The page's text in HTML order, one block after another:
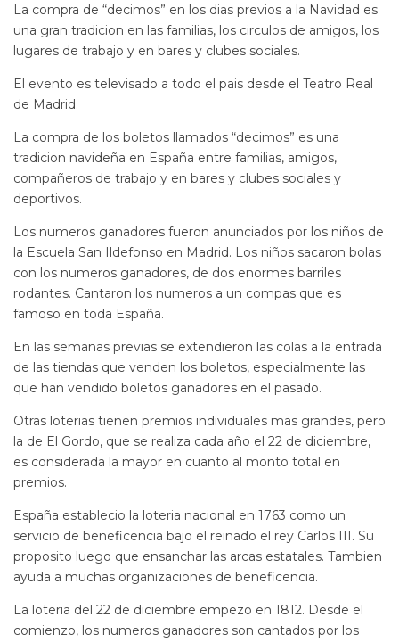
La compra de “decimos” en los dias previos a la Navidad es
una gran tradicion en las familias, los circulos de amigos, los
lugares de trabajo y en bares y clubes sociales.
El evento es televisado a todo el pais desde el Teatro Real
de Madrid.
La compra de los boletos llamados “decimos” es una
tradicion navideña en España entre familias, amigos,
compañeros de trabajo y en bares y clubes sociales y
deportivos.
Los numeros ganadores fueron anunciados por los niños de
la Escuela San Ildefonso en Madrid. Los niños sacaron bolas
con los numeros ganadores, de dos enormes barriles
rodantes. Cantaron los numeros a un compas que es
famoso en toda España.
En las semanas previas se extendieron las colas a la entrada
de las tiendas que venden los boletos, especialmente las
que han vendido boletos ganadores en el pasado.
Otras loterias tienen premios individuales mas grandes, pero
la de El Gordo, que se realiza cada año el 22 de diciembre,
es considerada la mayor en cuanto al monto total en
premios.
España establecio la loteria nacional en 1763 como un
servicio de beneficencia bajo el reinado el rey Carlos III. Su
proposito luego que ensanchar las arcas estatales. Tambien
ayuda a muchas organizaciones de beneficencia.
La loteria del 22 de diciembre empezo en 1812. Desde el
comienzo, los numeros ganadores son cantados por los